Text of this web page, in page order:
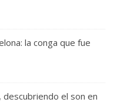
la conga que fue
descubriendo el son en